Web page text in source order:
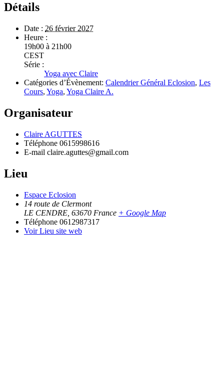
Détails
Date : 26 février 2027
Heure :
19h00 à 21h00
CEST
Série :
Yoga avec Claire
Catégories d’Évènement: Calendrier Général Eclosion, Les
Cours, Yoga, Yoga Claire A.
Organisateur
Claire AGUTTES
Téléphone 0615998616
E-mail claire.aguttes@gmail.com
Lieu
Espace Eclosion
14 route de Clermont
LE CENDRE 63670 France + Google Map
Téléphone 0612987317
Voir Lieu site web